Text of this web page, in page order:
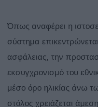
Όπως αναφέρει η
σύστημα
ασφάλειας, την
εκσυγχρονισμό του
μέσο όρο ηλικίας άνω
στόλος χρειάζεται